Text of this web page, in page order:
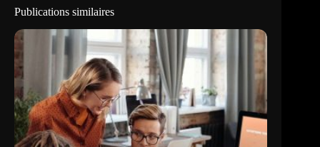
Publications similaires